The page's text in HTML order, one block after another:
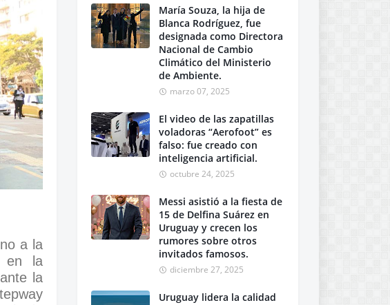
a la
en la
la
María Souza, la hija de
Blanca Rodríguez, fue
designada como Directora
Nacional de Cambio
Climático del Ministerio
de Ambiente.
marzo 07, 2025
El video de las zapatillas
voladoras “Aerofoot” es
falso: fue creado con
inteligencia artificial.
octubre 24, 2025
Messi asistió a la fiesta de
15 de Delfina Suárez en
Uruguay y crecen los
rumores sobre otros
invitados famosos.
diciembre 27, 2025
Uruguay lidera la calidad